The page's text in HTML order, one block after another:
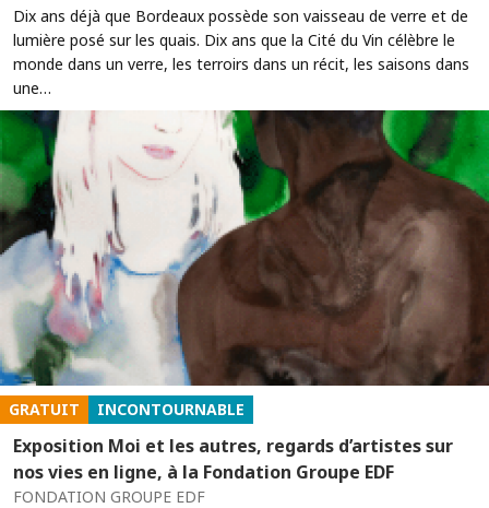
Dix ans déjà que Bordeaux possède son vaisseau de verre et de
lumière posé sur les quais. Dix ans que la Cité du Vin célèbre le
monde dans un verre, les terroirs dans un récit, les saisons dans
une…
GRATUIT INCONTOURNABLE
Exposition Moi et les autres, regards d’artistes sur
nos vies en ligne, à la Fondation Groupe EDF
FONDATION GROUPE EDF